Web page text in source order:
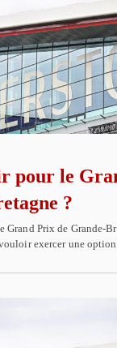
pour le
?
Grand Prix de Grande-
exercer une